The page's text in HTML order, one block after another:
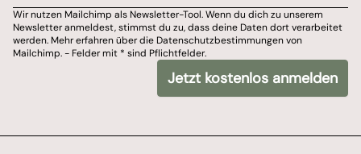
Du kannst dich jederzeit von meinem Newsletter
Wir nutzen Mailchimp als Newsletter-Tool. Wenn du dich zu unserem
Wir nutzen Mailchimp als Newsletter-Tool. Wenn du dich zu unserem
Newsletter anmeldest, stimmst du zu, dass deine Daten dort verarbeitet
werden. Mehr erfahren über die Datenschutzbestimmungen von
Mailchimp. - Felder mit * sind Pflichtfelder.
Jetzt kostenlos anmelden